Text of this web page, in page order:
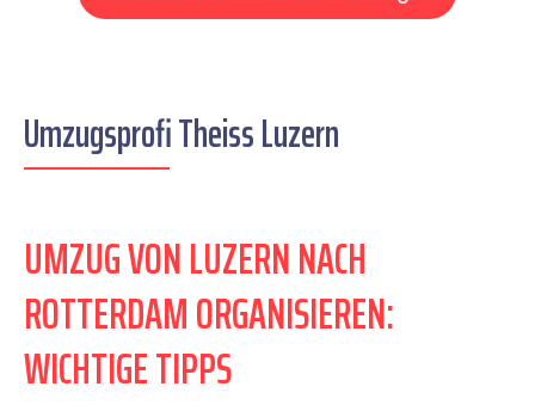
Umzugsprofi Theiss Luzern
UMZUG VON LUZERN NACH
ROTTERDAM ORGANISIEREN:
WICHTIGE TIPPS